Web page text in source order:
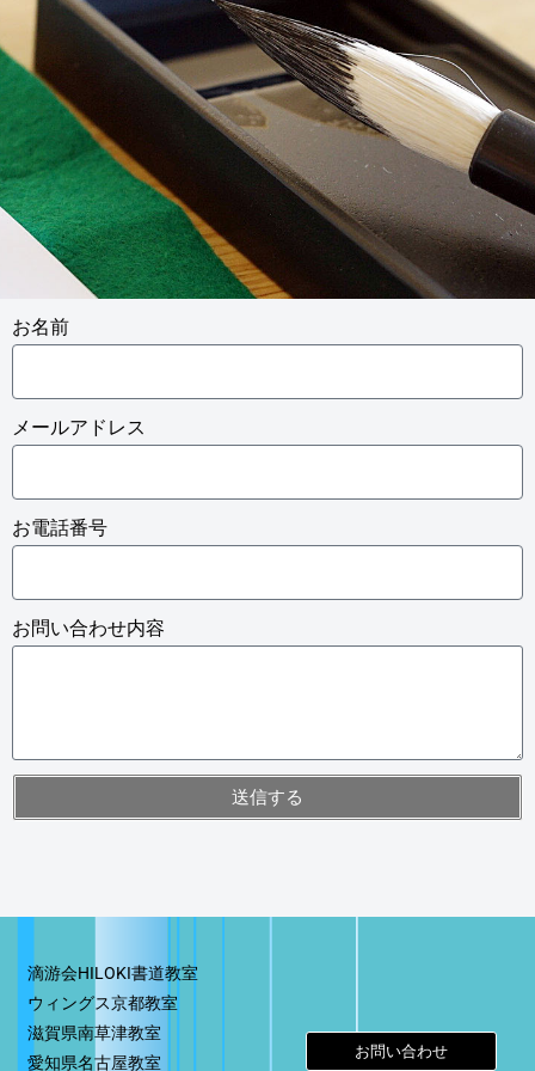
お名前
メールアドレス
お電話番号
お問い合わせ内容
送信する
滴游会HILOKI書道教室
ウィングス京都教室
滋賀県南草津教室
愛知県名古屋教室
お問い合わせ